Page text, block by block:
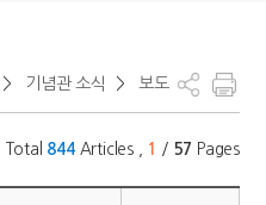
> 기념관 소식 > 보도
Total 844 Articles , 1 / 57 Pages